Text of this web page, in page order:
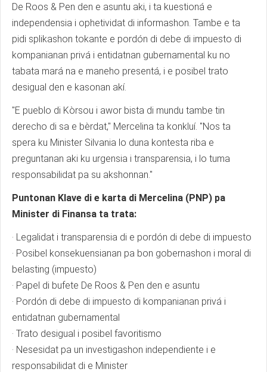
De Roos & Pen den e asuntu aki, i ta kuestioná e
independensia i ophetividat di informashon. Tambe e ta
pidi splikashon tokante e pordón di debe di impuesto di
kompanianan privá i entidatnan gubernamental ku no
tabata mará na e maneho presentá, i e posibel trato
desigual den e kasonan akí.
"E pueblo di Kòrsou i awor bista di mundu tambe tin
derecho di sa e bèrdat," Mercelina ta konkluí. "Nos ta
spera ku Minister Silvania lo duna kontesta riba e
preguntanan aki ku urgensia i transparensia, i lo tuma
responsabilidat pa su akshonnan."
Puntonan Klave di e karta di Mercelina (PNP) pa
Minister di Finansa ta trata:
· Legalidat i transparensia di e pordón di debe di impuesto
· Posibel konsekuensianan pa bon gobernashon i moral di
belasting (impuesto)
· Papel di bufete De Roos & Pen den e asuntu
· Pordón di debe di impuesto di kompanianan privá i
entidatnan gubernamental
· Trato desigual i posibel favoritismo
· Nesesidat pa un investigashon independiente i e
responsabilidat di e Minister